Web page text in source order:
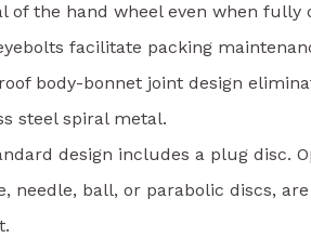
of the hand wheel even when fully
facilitate packing
body-bonnet joint design
steel spiral metal.
design includes a plug disc.
needle, ball, or parabolic discs,